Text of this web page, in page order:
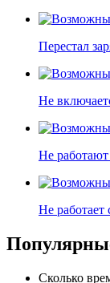
Перестал
Не
Не
Не работает
Сколько